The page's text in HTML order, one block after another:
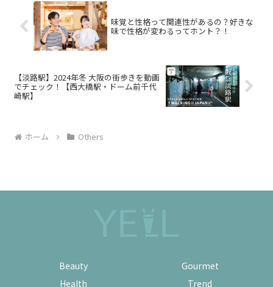
味覚と性格って関連性があるの？好きな
味で性格が変わるってホント？！
【淡路駅】2024年冬 大阪の街歩きを動画
でチェック！【西大橋駅・ドーム前千代
崎駅】
ホーム Others
Beauty
Gourmet
Health
Trend